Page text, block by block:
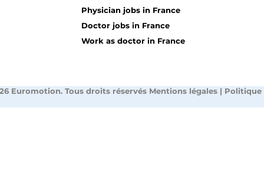
Physician jobs in France
Doctor jobs in France
Work as doctor in France
Euromotion. Tous droits réservés Mentions légales| Politique